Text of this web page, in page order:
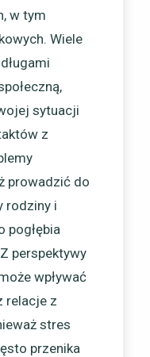
w tym
Wiele
sytuacji
z
prowadzić do
rodziny i
pogłębia
perspektywy
wpływać
relacje z
stres
przenika